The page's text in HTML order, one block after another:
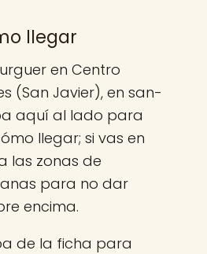
llegar
en Centro
(San Javier), en san-
aquí al lado para
llegar; si vas en
las zonas de
para no dar
encima.
de la ficha para